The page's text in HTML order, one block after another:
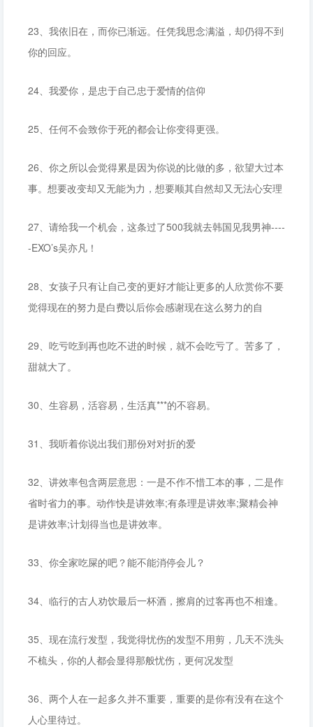
23、我依旧在，而你已渐远。任凭我思念满溢，却仍得不到
你的回应。
24、我爱你，是忠于自己忠于爱情的信仰
25、任何不会致你于死的都会让你变得更强。
26、你之所以会觉得累是因为你说的比做的多，欲望大过本
事。想要改变却又无能为力，想要顺其自然却又无法心安理
27、请给我一个机会，这条过了500我就去韩国见我男神----
-EXO’s吴亦凡！
28、女孩子只有让自己变的更好才能让更多的人欣赏你不要
觉得现在的努力是白费以后你会感谢现在这么努力的自
29、吃亏吃到再也吃不进的时候，就不会吃亏了。苦多了，
甜就大了。
30、生容易，活容易，生活真***的不容易。
31、我听着你说出我们那份对对折的爱
32、讲效率包含两层意思：一是不作不惜工本的事，二是作
省时省力的事。动作快是讲效率;有条理是讲效率;聚精会神
是讲效率;计划得当也是讲效率。
33、你全家吃屎的吧？能不能消停会儿？
34、临行的古人劝饮最后一杯酒，擦肩的过客再也不相逢。
35、现在流行发型，我觉得忧伤的发型不用剪，几天不洗头
不梳头，你的人都会显得那般忧伤，更何况发型
36、两个人在一起多久并不重要，重要的是你有没有在这个
人心里待过。